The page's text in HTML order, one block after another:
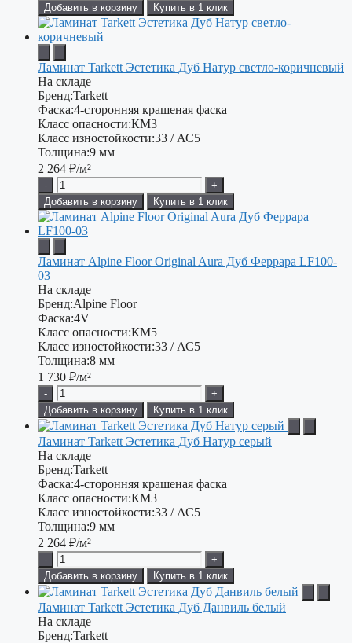
Добавить в корзину
Купить в 1 клик
Ламинат Tarkett Эстетика Дуб Натур светло-коричневый
На складе
Бренд:Tarkett
Фаска:4-сторонняя крашеная фаска
Класс опасности:КМ3
Класс изностойкости:33 / АС5
Толщина:9 мм
2 264 ₽/м²
-
+
Добавить в корзину
Купить в 1 клик
Ламинат Alpine Floor Original Aura Дуб Феррара LF100-
03
На складе
Бренд:Alpine Floor
Фаска:4V
Класс опасности:КМ5
Класс изностойкости:33 / АС5
Толщина:8 мм
1 730 ₽/м²
-
+
Добавить в корзину
Купить в 1 клик
Ламинат Tarkett Эстетика Дуб Натур серый
На складе
Бренд:Tarkett
Фаска:4-сторонняя крашеная фаска
Класс опасности:КМ3
Класс изностойкости:33 / АС5
Толщина:9 мм
2 264 ₽/м²
-
+
Добавить в корзину
Купить в 1 клик
Ламинат Tarkett Эстетика Дуб Данвиль белый
На складе
Бренд:Tarkett